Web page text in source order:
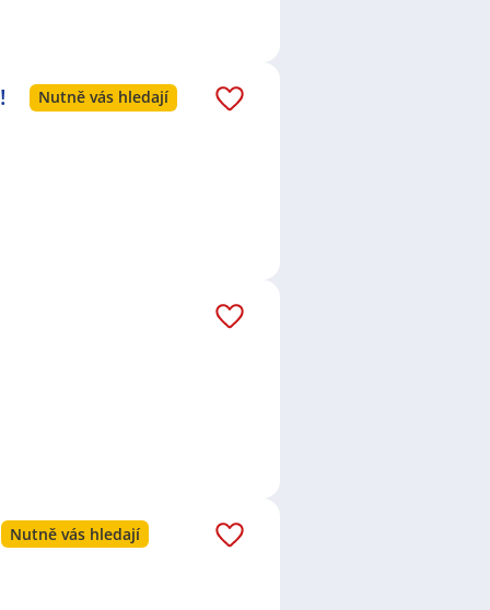
Nutně vás hledají
Nutně vás hledají